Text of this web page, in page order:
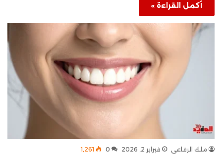
أكمل القراءة »
ملك الرفاعي فبراير 2, 2026 0 1٬261